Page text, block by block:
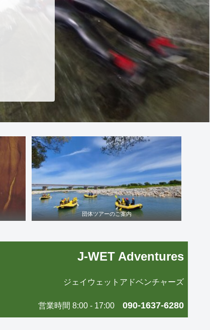
団体ツアーのご案内
J-WET Adventures
ジェイウェットアドベンチャーズ
営業時間 8:00 - 17:00 090-1637-6280